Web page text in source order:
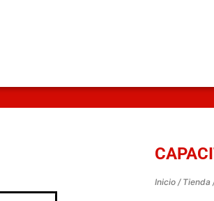
Inicio / Tienda